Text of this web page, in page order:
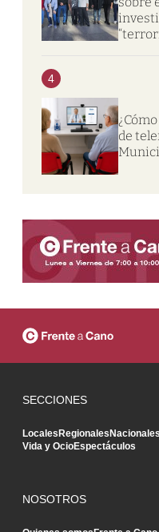
4
de
SECCIONES
LocalesRegionalesNacionales
Vida y OcioEspectáculos
NOSOTROS